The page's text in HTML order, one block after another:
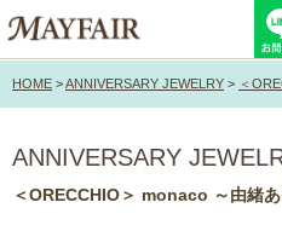
HOME >ANNIVERSARY JEWELRY > ＜
ANNIVERSARY
＜ORECCHIO＞ monaco ～由緒